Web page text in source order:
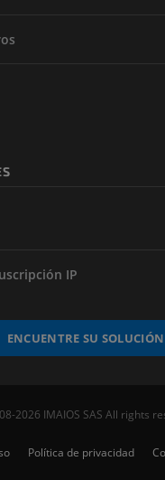
IP
ENCUENTRE SU SOLUCIÓN
2026 IMAIOS SAS All rights
Política de privacidad